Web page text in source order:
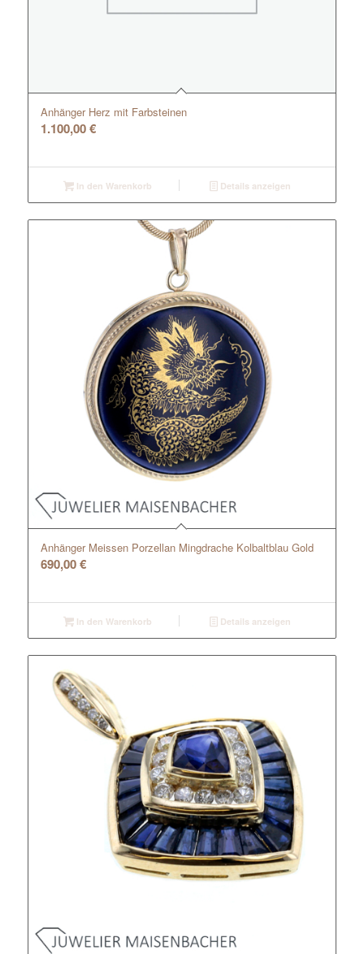
Anhänger Herz mit Farbsteinen
1.100,00€
In den Warenkorb Details anzeigen
Anhänger Meissen Porzellan Mingdrache Kolbaltblau Gold
690,00€
In den Warenkorb Details anzeigen